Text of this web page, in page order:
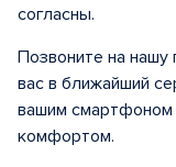
согласны.
Позвоните на нашу
вас в ближайший
вашим
комфортом.